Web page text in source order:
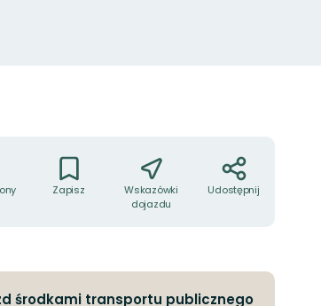
Zapisz
Wskazówki
dojazdu
Udostępnij
środkami transportu publicznego